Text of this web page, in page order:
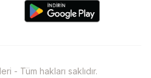
- Tüm hakları saklıdır.